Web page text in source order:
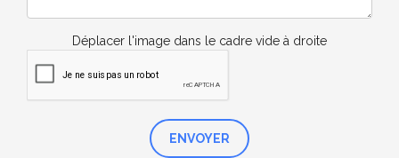
Déplacer l'image dans le cadre vide à droite
ENVOYER